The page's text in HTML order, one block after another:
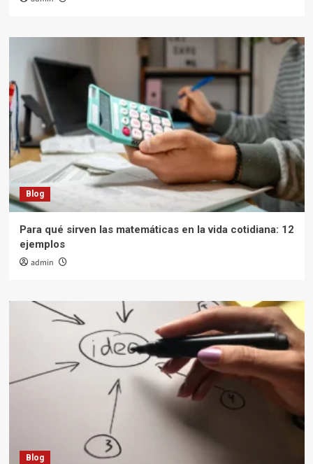
Blog
Para qué sirven las matemáticas en la vida cotidiana: 12
ejemplos
admin
Blog